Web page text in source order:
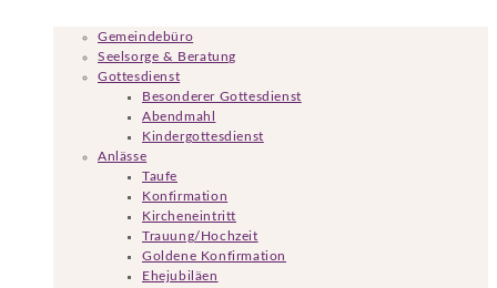
Gemeindebüro
Seelsorge & Beratung
Gottesdienst
Besonderer Gottesdienst
Abendmahl
Kindergottesdienst
Anlässe
Taufe
Konfirmation
Kircheneintritt
Trauung/Hochzeit
Goldene Konfirmation
Ehejubiläen